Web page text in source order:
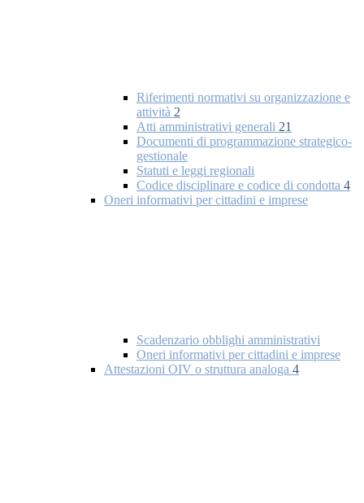
Riferimenti normativi su organizzazione e
attività 2
Atti amministrativi generali 21
Documenti di programmazione strategico-
gestionale
Statuti e leggi regionali
Codice disciplinare e codice di condotta 4
Oneri informativi per cittadini e imprese
Scadenzario obblighi amministrativi
Oneri informativi per cittadini e imprese
Attestazioni OIV o struttura analoga 4